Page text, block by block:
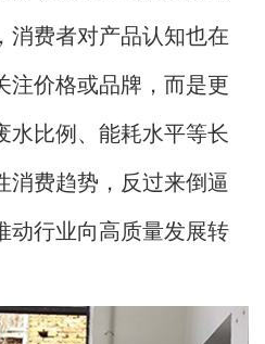
消费者对产品认知也在
价格或品牌，而是更
水比例、能耗水平等长
消费趋势，反过来倒逼
动行业向高质量发展转